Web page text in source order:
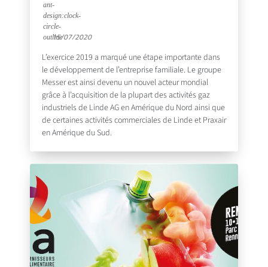
15/07/2020
L’exercice 2019 a marqué une étape importante dans
le développement de l’entreprise familiale. Le groupe
Messer est ainsi devenu un nouvel acteur mondial
grâce à l’acquisition de la plupart des activités gaz
industriels de Linde AG en Amérique du Nord ainsi que
de certaines activités commerciales de Linde et Praxair
en Amérique du Sud.